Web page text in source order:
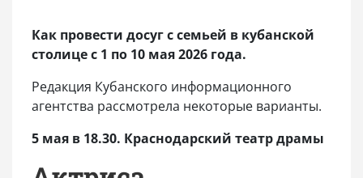
Как провести досуг с семьей в кубанской
столице с 1 по 10 мая 2026 года.
Редакция Кубанского информационного
агентства рассмотрела некоторые варианты.
5 мая в 18.30. Краснодарский театр драмы